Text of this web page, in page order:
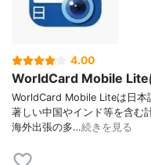
4.00
WorldCard Mobile Lite
WorldCard Mobile Liteは日本
著しい中国やインド等を含む
海外出張の多…続きを見る